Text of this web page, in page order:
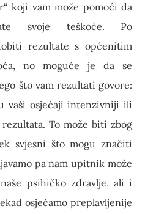
koji vam može pomoći da
svoje teškoće. Po
rezultate s općenitim
no moguće je da se
što vam rezultati govore:
vaši osjećaji intenzivniji ili
To može biti zbog
svjesni što mogu značiti
pa nam upitnik može
psihičko zdravlje, ali i
osjećamo preplavljenije